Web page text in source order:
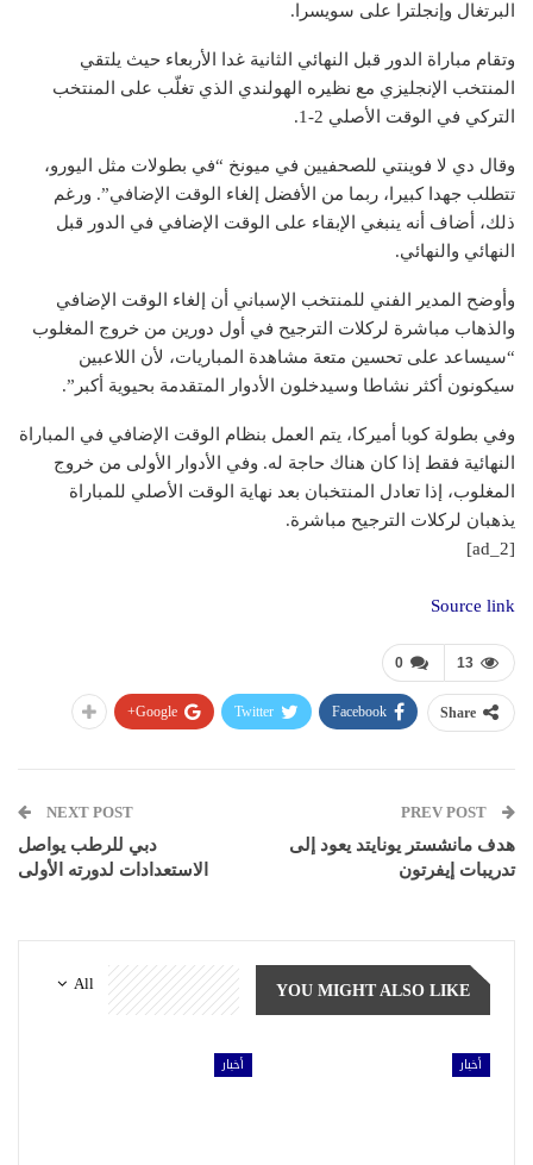
البرتغال وإنجلترا على سويسرا.
وتقام مباراة الدور قبل النهائي الثانية غدا الأربعاء حيث يلتقي
المنتخب الإنجليزي مع نظيره الهولندي الذي تغلّب على المنتخب
التركي في الوقت الأصلي 2-1.
وقال دي لا فوينتي للصحفيين في ميونخ “في بطولات مثل اليورو،
تتطلب جهدا كبيرا، ربما من الأفضل إلغاء الوقت الإضافي”. ورغم
ذلك، أضاف أنه ينبغي الإبقاء على الوقت الإضافي في الدور قبل
النهائي والنهائي.
وأوضح المدير الفني للمنتخب الإسباني أن إلغاء الوقت الإضافي
والذهاب مباشرة لركلات الترجيح في أول دورين من خروج المغلوب
“سيساعد على تحسين متعة مشاهدة المباريات، لأن اللاعبين
سيكونون أكثر نشاطا وسيدخلون الأدوار المتقدمة بحيوية أكبر”.
وفي بطولة كوبا أميركا، يتم العمل بنظام الوقت الإضافي في المباراة
النهائية فقط إذا كان هناك حاجة له. وفي الأدوار الأولى من خروج
المغلوب، إذا تعادل المنتخبان بعد نهاية الوقت الأصلي للمباراة
يذهبان لركلات الترجيح مباشرة.
[ad_2]
Source link
0 13
Share
Facebook
Twitter
Google+
هدف مانشستر يونايتد يعود إلى
تدريبات إيفرتون
NEXT POST
دبي للرطب يواصل
الاستعدادات لدورته الأولى
All YOU MIGHT ALSO LIKE
أخبار أخبار